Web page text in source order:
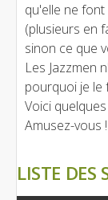
qu'elle ne font
(plusieurs en
sinon ce que
Les Jazzmen
pourquoi je le
Voici
Amusez-vous !
LISTE DES